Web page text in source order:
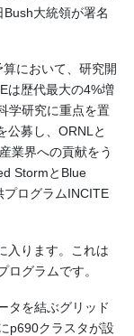
大統領が署名
において、研究開
は歴代最大の4%増
学研究に重点を置
公募し、ORNLと
業界への貢献をう
StormとBlue
ログラムINCITE
入ります。これは
グラムです。
タを結ぶグリッド
p690クラスタが設